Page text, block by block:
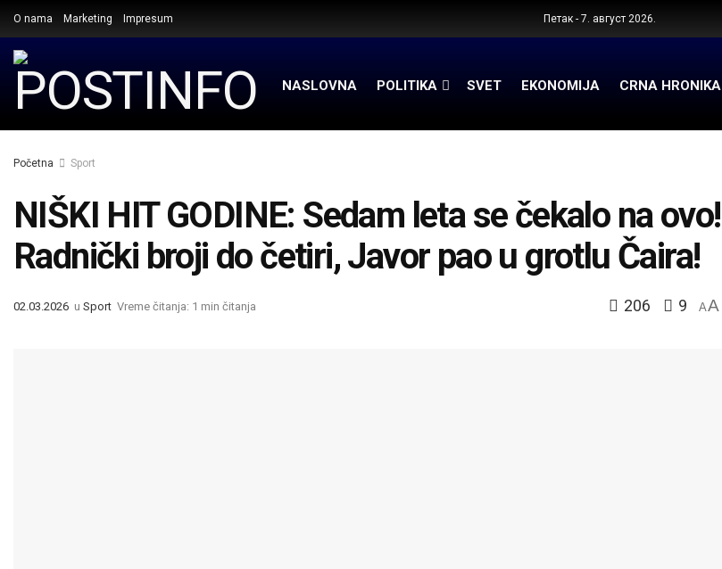
O nama Marketing Impresum Петак - 7. август 2026.
NASLOVNA POLITIKA SVET EKONOMIJA CRNA HRONIKA
Početna Sport
NIŠKI HIT GODINE: Sedam leta se čekalo na ovo!
Radnički broji do četiri, Javor pao u grotlu Čaira!
02.03.2026 u Sport Vreme čitanja: 1 min čitanja 206 9 AA